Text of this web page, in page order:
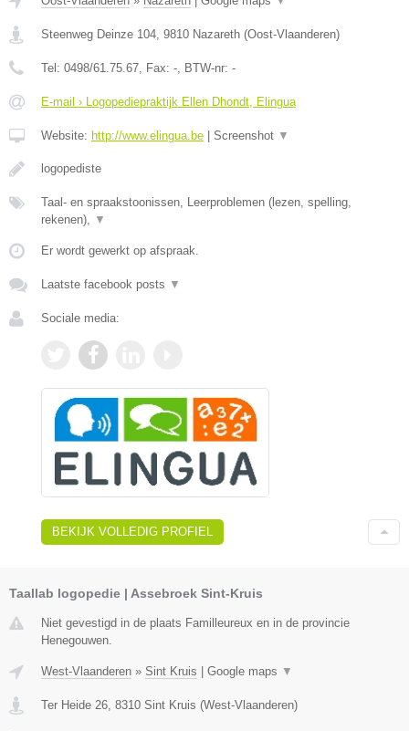
Steenweg Deinze 104, 9810 Nazareth (Oost-Vlaanderen)
Tel: 0498/61.75.67, Fax: -, BTW-nr: -
E-mail › Logopediepraktijk Ellen Dhondt, Elingua
Website: http://www.elingua.be Screenshot ▼
logopediste
Taal- en spraakstoonissen, Leerproblemen (lezen, spelling,
rekenen), ▼
Er wordt gewerkt op afspraak.
Laatste facebook posts ▼
Sociale media:
BEKIJK VOLLEDIG PROFIEL
Taallab logopedie | Assebroek Sint-Kruis
Niet gevestigd in de plaats Familleureux en in de provincie
Henegouwen.
West-Vlaanderen » Sint Kruis Google maps ▼
Ter Heide 26, 8310 Sint Kruis (West-Vlaanderen)